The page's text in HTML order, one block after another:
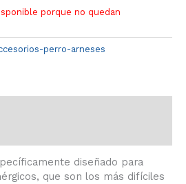
porque no quedan
perro-arneses
diseñado para
que son los más difíciles